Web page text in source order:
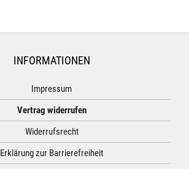
INFORMATIONEN
Impressum
Vertrag widerrufen
Widerrufsrecht
Erklärung zur Barrierefreiheit